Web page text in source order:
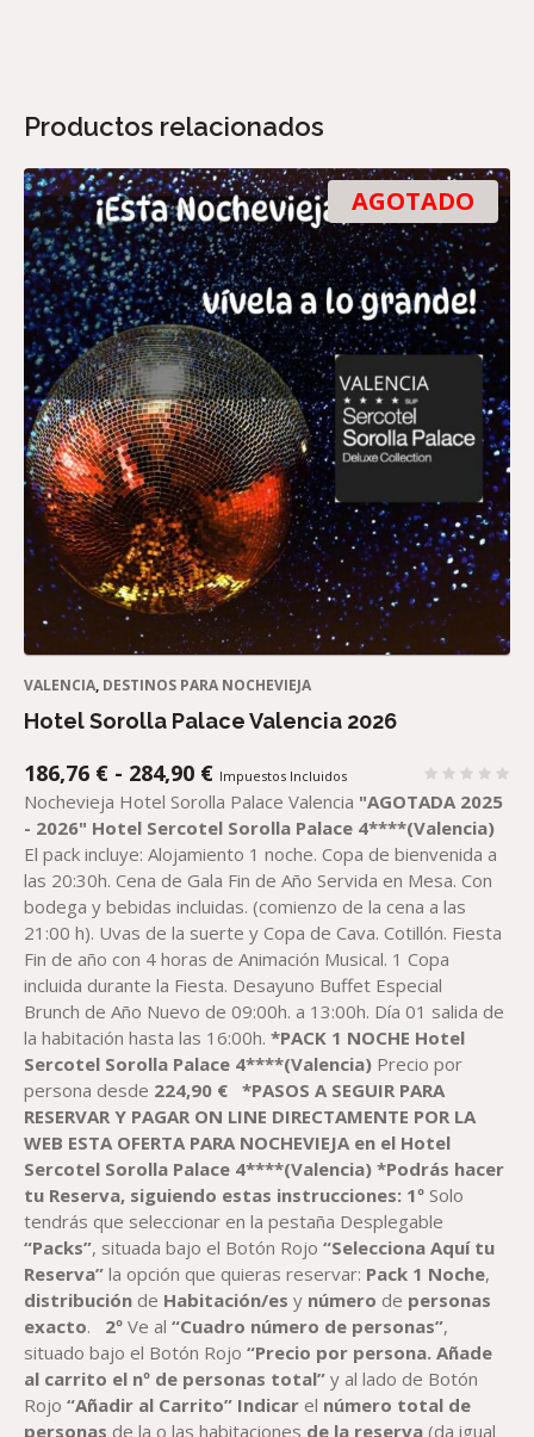
Productos relacionados
AGOTADO
VALENCIA, DESTINOS PARA NOCHEVIEJA
Hotel Sorolla Palace Valencia 2026
186,76 € - 284,90 €RANGO
DE
PRECIOS:
DESDE
186,76 €
HASTA
284,90 €
Impuestos Incluidos
Nochevieja Hotel Sorolla Palace Valencia "AGOTADA 2025
- 2026" Hotel Sercotel Sorolla Palace 4****(Valencia)
El pack incluye: Alojamiento 1 noche. Copa de bienvenida a
las 20:30h. Cena de Gala Fin de Año Servida en Mesa. Con
bodega y bebidas incluidas. (comienzo de la cena a las
21:00 h). Uvas de la suerte y Copa de Cava. Cotillón. Fiesta
Fin de año con 4 horas de Animación Musical. 1 Copa
incluida durante la Fiesta. Desayuno Buffet Especial
Brunch de Año Nuevo de 09:00h. a 13:00h. Día 01 salida de
la habitación hasta las 16:00h.*PACK 1 NOCHE Hotel
Sercotel Sorolla Palace 4****(Valencia) Precio por
persona desde 224,90 €
*PASOS A SEGUIR PARA
RESERVAR Y PAGAR ON LINE DIRECTAMENTE POR LA
WEB ESTA OFERTA PARA NOCHEVIEJA en el Hotel
Sercotel Sorolla Palace 4****(Valencia) *Podrás hacer
tu Reserva, siguiendo estas instrucciones: 1ºSolo
tendrás que seleccionar en la pestaña Desplegable
“Packs”, situada bajo el Botón Rojo“Selecciona Aquí tu
Reserva” la opción que quieras reservar: Pack 1 Noche,
distribución de Habitación/es y número de personas
exacto. 2ºVe al “Cuadro número de personas”,
situado bajo el Botón Rojo“Precio por persona. Añade
al carrito el nº de personas total”y al lado de Botón
Rojo“Añadir al Carrito” Indicar el número total de
personas de la o las habitaciones de la reserva (da igual